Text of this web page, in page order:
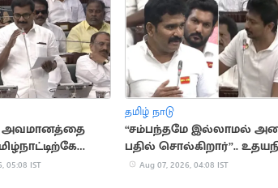
அவமானத்தை
எம்எல்ஏ
05:08 IST
தமிழ் நாடு
“சம்பந்தமே இல்லாமல்
பதில் சொல்கிறார்”..
காட்டம்
Aug 07, 2026, 04:08 IST